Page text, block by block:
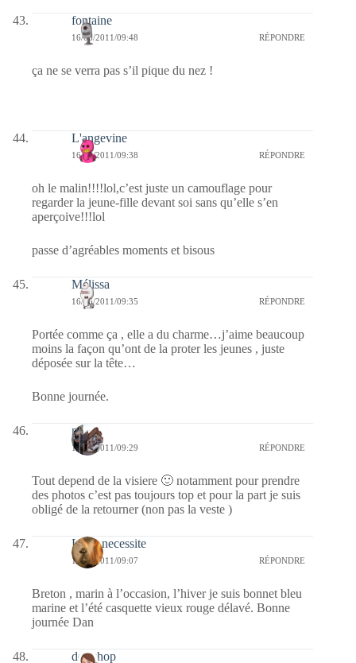
fontaine
16/06/2011/09:48 RÉPONDRE
ça ne se verra pas s’il pique du nez !
L'angevine
16/06/2011/09:38 RÉPONDRE
oh le malin!!!!lol,c’est juste un camouflage pour
regarder la jeune-fille devant soi sans qu’elle s’en
aperçoive!!!lol
passe d’agréables moments et bisous
Mélissa
16/06/2011/09:35 RÉPONDRE
Portée comme ça , elle a du charme…j’aime beaucoup
moins la façon qu’ont de la proter les jeunes , juste
déposée sur la tête…
Bonne journée.
noel
16/06/2011/09:29 RÉPONDRE
Tout depend de la visiere 🙂 notamment pour prendre
des photos c’est pas toujours top et pour la part je suis
obligé de la retourner (non pas la veste )
Libre necessite
16/06/2011/09:07 RÉPONDRE
Breton , marin à l’occasion, l’hiver je suis bonnet bleu
marine et l’été casquette vieux rouge délavé. Bonne
journée Dan
des chop